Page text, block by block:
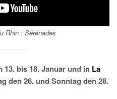
Rhin : Sérénades
13. bis 18. Januar und in La
den 26. und Sonntag den 28.